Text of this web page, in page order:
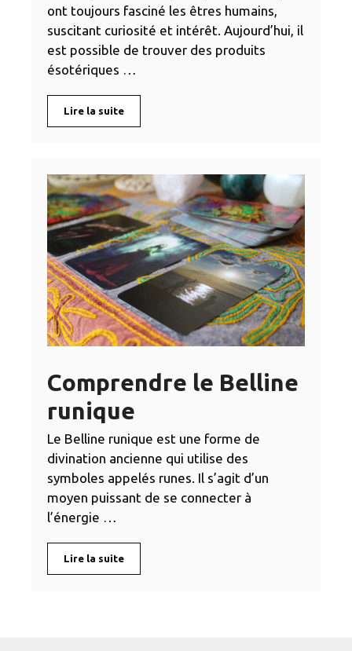
ont toujours fasciné les êtres humains,
suscitant curiosité et intérêt. Aujourd’hui, il
est possible de trouver des produits
ésotériques …
Lire la suite
Comprendre le Belline
runique
Le Belline runique est une forme de
divination ancienne qui utilise des
symboles appelés runes. Il s’agit d’un
moyen puissant de se connecter à
l’énergie …
Lire la suite